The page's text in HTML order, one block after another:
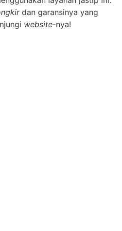
dan garansinya yang
website-nya!